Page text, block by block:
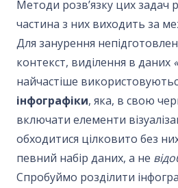
Методи розв’язку цих задач
частина з них виходить за
Для занурення
контекст, виділення в даних
найчастіше
інфографіки, яка, в свою
включати елементи
обходитися цілковито без
певний набір даних, а не
Спробуймо розділити